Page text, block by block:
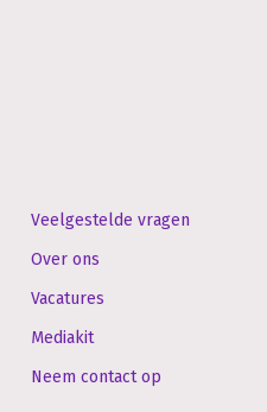
Veelgestelde vragen
Over ons
Vacatures
Mediakit
Neem contact op